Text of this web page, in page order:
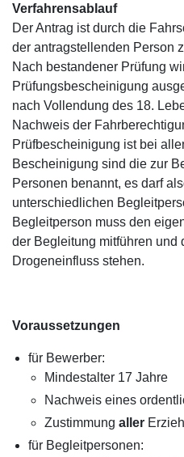
Verfahrensablauf
Der Antrag ist durch die
der antragstellenden Person
Nach bestandener Prüfung
Prüfungsbescheinigung
nach Vollendung des 18.
Nachweis der
Prüfbescheinigung ist bei
Bescheinigung sind die zur
Personen benannt, es darf
unterschiedlichen
Begleitperson muss den
der Begleitung mitführen und
Drogeneinfluss stehen.
Voraussetzungen
für Bewerber:
Mindestalter 17 Jahre
Nachweis eines
Zustimmung aller
für Begleitpersonen: